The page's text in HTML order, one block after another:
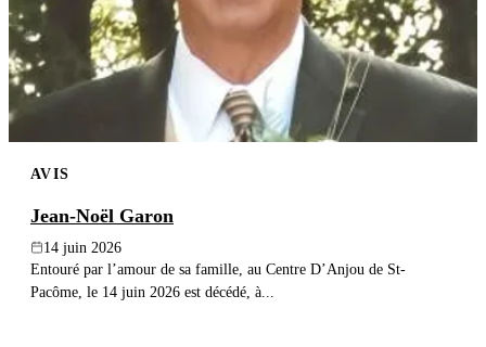
AVIS
Jean-Noël Garon
14 juin 2026
Entouré par l’amour de sa famille, au Centre D’Anjou de St-
Pacôme, le 14 juin 2026 est décédé, à...